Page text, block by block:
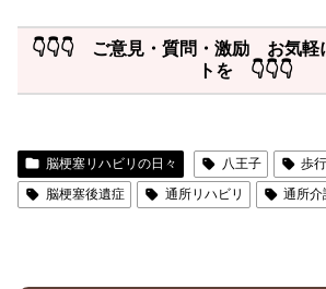
👇👇👇 ご意見・質問・激励 お気軽
トを 👇👇👇
脳梗塞リハビリの日々 八王子
歩
脳梗塞後遺症
通所リハビリ 通所介